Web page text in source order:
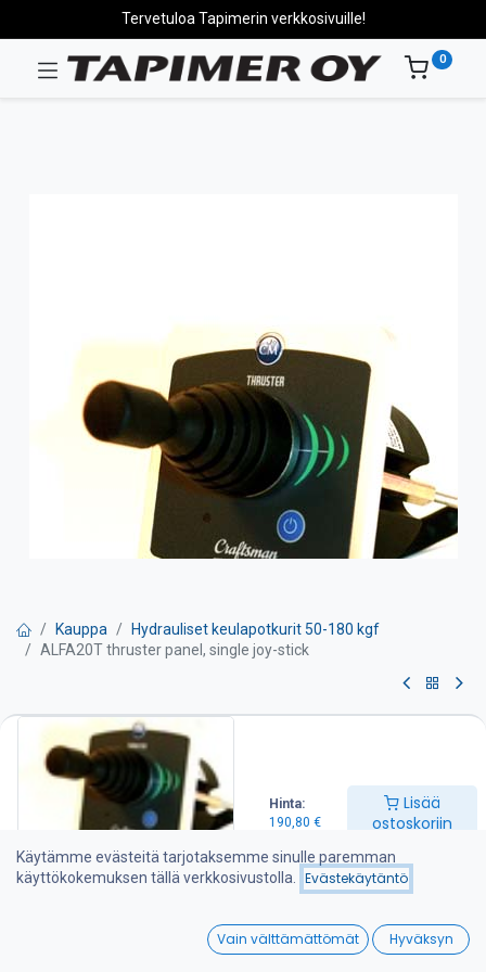
Hinta:
190,80 €
Lisää
ostoskoriin
Wishlist
Tervetuloa Tapimerin verkkosivuille!
0
Kauppa
Hydrauliset keulapotkurit 50-180 kgf
ALFA20T thruster panel, single joy-stick
ALFA20T thruster panel, single
joy-stick
Alfa 20 paneli yhdellä joystickilla
-sisältää vaihtoviiveyksikön
-automaattinen poiskytkennän säätö
Käytämme evästeitä tarjotaksemme sinulle paremman
käyttökokemuksen tällä verkkosivustolla.
Evästekäytäntö
Vain välttämättömät Hyväksyn